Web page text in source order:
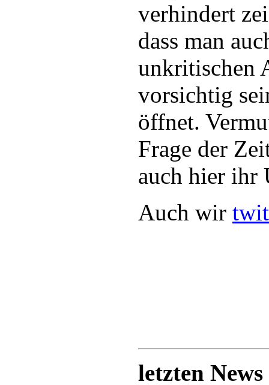
verhindert
dass man
unkritischen
vorsichtig
öffnet.
Frage der
auch hier ihr
Auch wir
letzten News